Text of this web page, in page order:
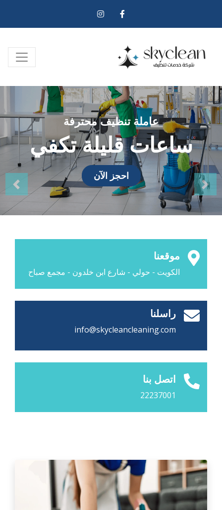
عاملة تنظيف محترفة
ساعات قليلة تكفي
احجز الآن
موقعنا
الكويت - حولي - شارع ابن خلدون - مجمع صباح
راسلنا
info@skycleancleaning.com
اتصل بنا
22237001